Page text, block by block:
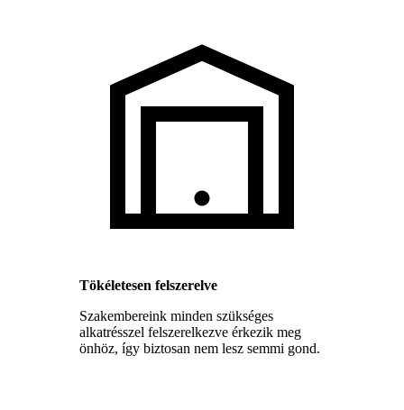
Tökéletesen felszerelve
Szakembereink minden szükséges
alkatrésszel felszerelkezve érkezik meg
önhöz, így biztosan nem lesz semmi gond.